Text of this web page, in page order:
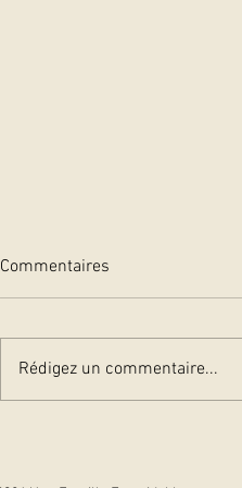
Commentaires
Rédigez un commentaire...